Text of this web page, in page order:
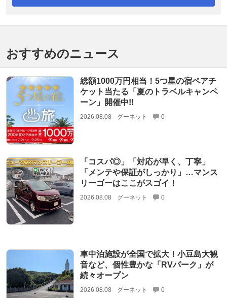
おすすめのニュース
総額1000万円相当！5つ星の宿ペアチ
ケット当たる「夏のトラベルキャンペ
ーン」開催中!!
2026.08.08 グーネット 0
「コスパ◎」「対応が早く、丁寧」
「メンテや保証がしっかり」…マンス
リーゴーはここがスゴイ！
2026.08.08 グーネット 0
車中泊施設が全国で拡大！小豆島大観
音など、個性豊かな「RVパーク」が
続々オープン
2026.08.08 グーネット 0